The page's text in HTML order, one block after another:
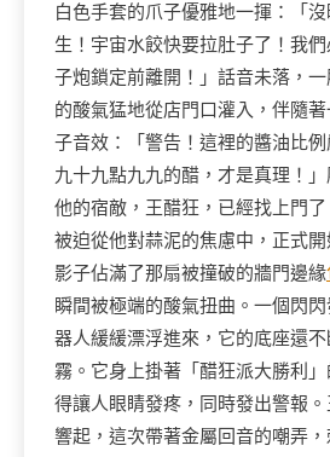
白色手套的爪子優雅地一揮：「
生！宇宙水餃快要拉肚子了！我
子炮鎖定前離開！」話音未落，
的酸氣猛地從店門口灌入，伴隨
子音效：「警告！這裡的醬油比
九十九點九九的醋，才是真理！
他的宿敵，王醋狂，已經找上門了
被迫從他對蒜泥的焦慮中，正式
影子佔滿了那扇被撞破的牆門邊緣
瞬間被極端的酸氣扭曲。一個閃
器人緩緩漂浮進來，它的底座還
霧。它身上掛著「醋狂派大勝利
得讓人眼睛發疼，同時發出警報
響起，這次帶著金屬回音的嘲弄